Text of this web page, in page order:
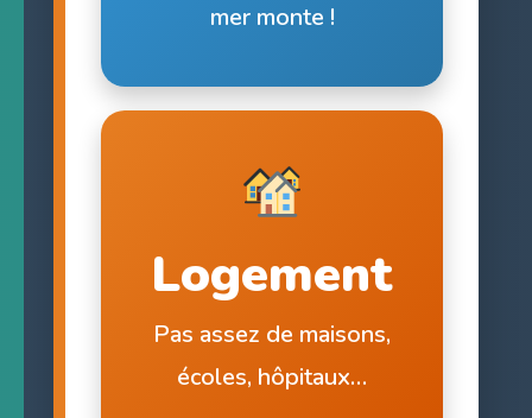
mer monte !
Logement
Pas assez de maisons,
écoles, hôpitaux…